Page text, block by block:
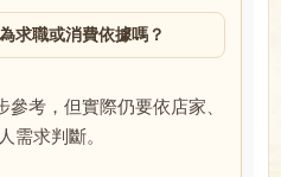
求職或消費依據嗎？
參考，但實際仍要依店家、
需求判斷。